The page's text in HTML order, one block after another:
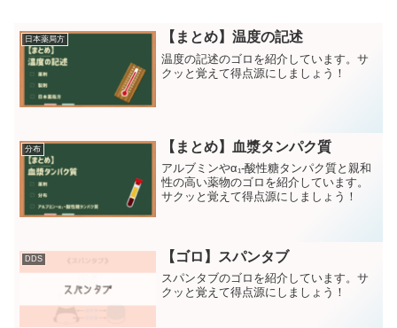
日本薬局方 【まとめ】温度の記述
温度の記述のゴロを紹介しています。サ
クッと覚えて得点源にしましょう！
分布 【まとめ】血漿タンパク質
アルブミンやα₁-酸性糖タンパク質と親和
性の高い薬物のゴロを紹介しています。
サクッと覚えて得点源にしましょう！
DDS 【ゴロ】スパンタブ
スパンタブのゴロを紹介しています。サ
クッと覚えて得点源にしましょう！